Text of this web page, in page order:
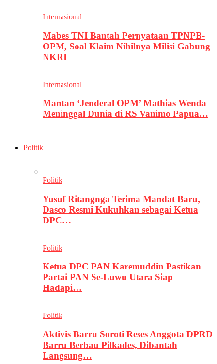
Internasional
Mabes TNI Bantah Pernyataan TPNPB-
OPM, Soal Klaim Nihilnya Milisi Gabung
NKRI
Internasional
Mantan ‘Jenderal OPM’ Mathias Wenda
Meninggal Dunia di RS Vanimo Papua…
Politik
Politik
Yusuf Ritangnga Terima Mandat Baru,
Dasco Resmi Kukuhkan sebagai Ketua
DPC…
Politik
Ketua DPC PAN Karemuddin Pastikan
Partai PAN Se-Luwu Utara Siap
Hadapi…
Politik
Aktivis Barru Soroti Reses Anggota DPRD
Barru Berbau Pilkades, Dibantah
Langsung…